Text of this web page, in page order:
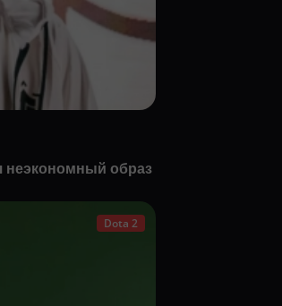
неэкономный образ
Dota 2